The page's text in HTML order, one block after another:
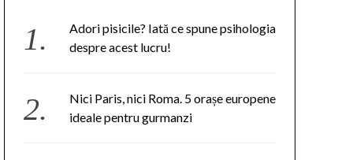
Adori pisicile? Iată ce spune psihologia
despre acest lucru!
Nici Paris, nici Roma. 5 orașe europene
ideale pentru gurmanzi